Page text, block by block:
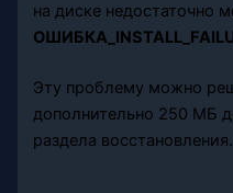
на диске недостаточно
Эту проблему можно
дополнительно 250 МБ
раздела восстановления.